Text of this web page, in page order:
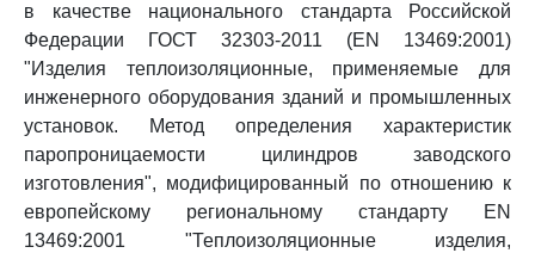
в качестве национального стандарта Российской
Федерации ГОСТ 32303-2011 (EN 13469:2001)
"Изделия теплоизоляционные, применяемые для
инженерного оборудования зданий и промышленных
установок. Метод определения характеристик
паропроницаемости цилиндров заводского
изготовления", модифицированный по отношению к
европейскому региональному стандарту EN
13469:2001 "Теплоизоляционные изделия,